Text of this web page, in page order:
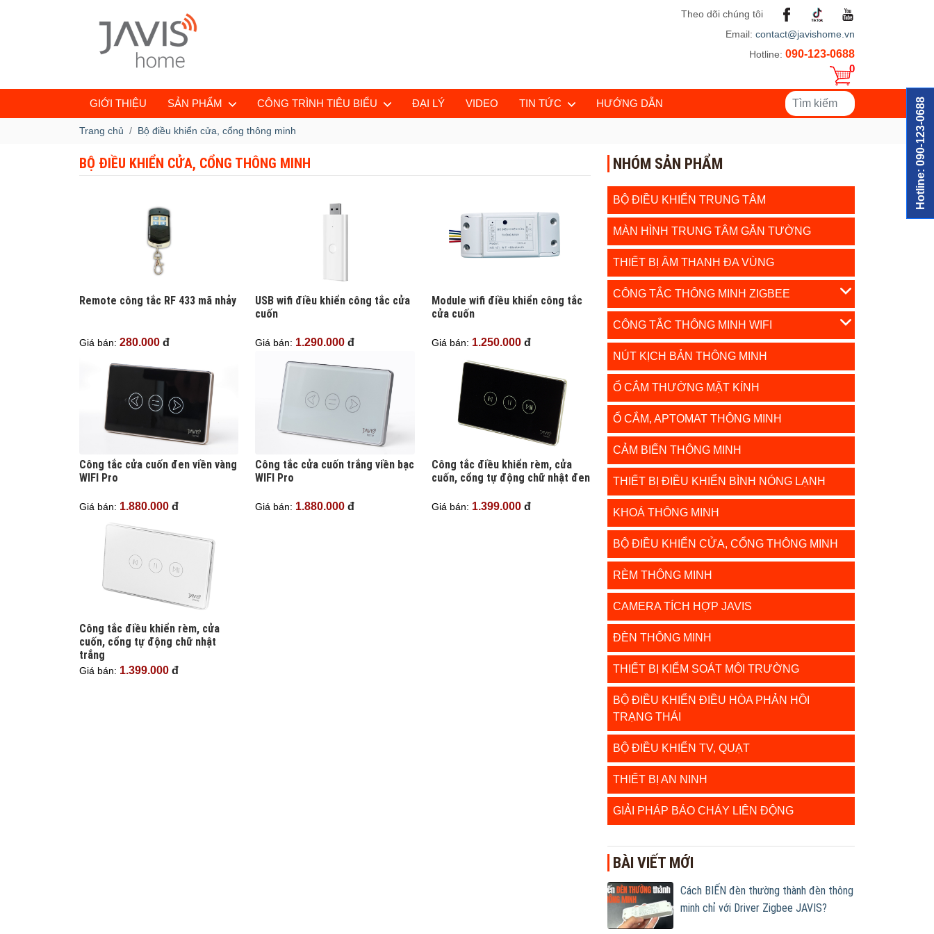
Hotline: 090-123-0688
Theo dõi chúng tôi
Email: contact@javishome.vn
Hotline: 090-123-0688
0
GIỚI THIỆU SẢN PHẨM CÔNG TRÌNH TIÊU BIỂU ĐẠI LÝ VIDEO TIN TỨC HƯỚNG DẪN
Trang chủ Bộ điều khiển cửa, cổng thông minh
BỘ ĐIỀU KHIỂN CỬA, CỔNG THÔNG MINH
Remote công tắc RF 433 mã nhảy
Giá bán: 280.000 đ
USB wifi điều khiển công tắc cửa
cuốn
Giá bán: 1.290.000đ
Module wifi điều khiển công tắc
cửa cuốn
Giá bán: 1.250.000 đ
Công tắc cửa cuốn đen viền vàng
WIFI Pro
Giá bán: 1.880.000 đ
Công tắc cửa cuốn trắng viền bạc
WIFI Pro
Giá bán: 1.880.000đ
Công tắc điều khiển rèm, cửa
cuốn, cổng tự động chữ nhật đen
Giá bán: 1.399.000 đ
Công tắc điều khiển rèm, cửa
cuốn, cổng tự động chữ nhật
trắng
Giá bán: 1.399.000 đ
NHÓM SẢN PHẨM
BỘ ĐIỀU KHIỂN TRUNG TÂM
MÀN HÌNH TRUNG TÂM GẮN TƯỜNG
THIẾT BỊ ÂM THANH ĐA VÙNG
CÔNG TẮC THÔNG MINH ZIGBEE
CÔNG TẮC THÔNG MINH WIFI
NÚT KỊCH BẢN THÔNG MINH
Ổ CẮM THƯỜNG MẶT KÍNH
Ổ CẮM, APTOMAT THÔNG MINH
CẢM BIẾN THÔNG MINH
THIẾT BỊ ĐIỀU KHIỂN BÌNH NÓNG LẠNH
KHOÁ THÔNG MINH
BỘ ĐIỀU KHIỂN CỬA, CỔNG THÔNG MINH
RÈM THÔNG MINH
CAMERA TÍCH HỢP JAVIS
ĐÈN THÔNG MINH
THIẾT BỊ KIỂM SOÁT MÔI TRƯỜNG
BỘ ĐIỀU KHIỂN ĐIỀU HÒA PHẢN HỒI
TRẠNG THÁI
BỘ ĐIỀU KHIỂN TV, QUẠT
THIẾT BỊ AN NINH
GIẢI PHÁP BÁO CHÁY LIÊN ĐỘNG
BÀI VIẾT MỚI
Cách BIẾN đèn thường thành đèn thông
minh chỉ với Driver Zigbee JAVIS?